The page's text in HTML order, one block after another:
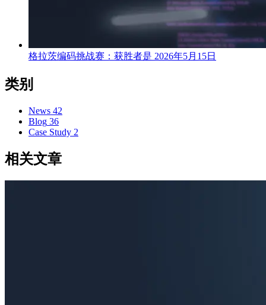
格拉茨编码挑战赛：获胜者是 2026年5月15日
类别
News 42
Blog 36
Case Study 2
相关文章